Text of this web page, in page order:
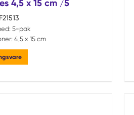
4,5 x 15 cm /5
F21513
5-pak
4,5 x 15 cm